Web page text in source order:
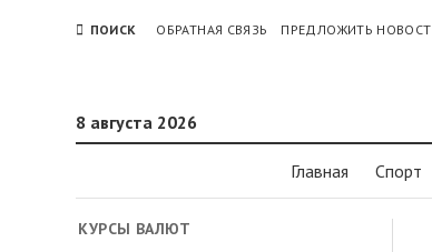
ПОИСК ОБРАТНАЯ СВЯЗЬ ПРЕДЛОЖИТЬ
8 августа 2026
Главная Спорт
КУРСЫ ВАЛЮТ